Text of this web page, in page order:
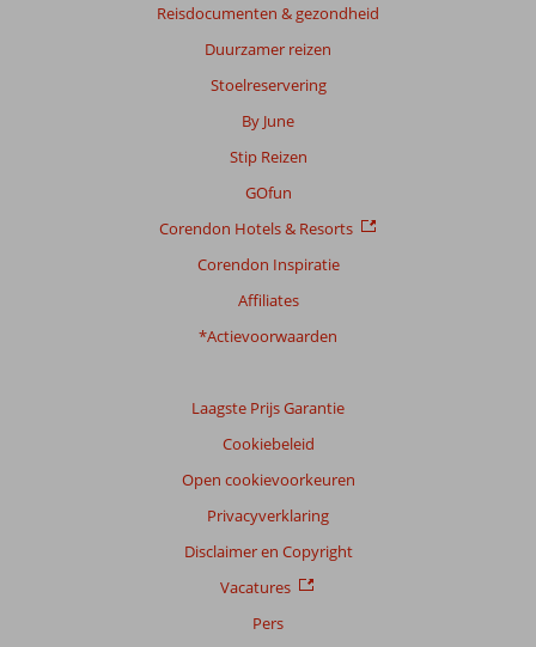
Reisdocumenten & gezondheid
Duurzamer reizen
Stoelreservering
By June
Stip Reizen
GOfun
Corendon Hotels & Resorts
Corendon Inspiratie
Affiliates
*Actievoorwaarden
Laagste Prijs Garantie
Cookiebeleid
Open cookievoorkeuren
Privacyverklaring
Disclaimer en Copyright
Vacatures
Pers